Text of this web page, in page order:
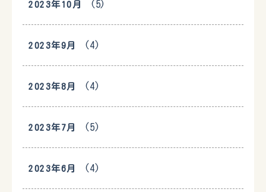
2023年10月 (5)
2023年9月 (4)
2023年8月 (4)
2023年7月 (5)
2023年6月 (4)